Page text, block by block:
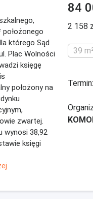
którego Sąd
Plac Wolności
księgę
położony na
zwartej.
wynosi 38,92
księgi
84
2 158
39
Termin: